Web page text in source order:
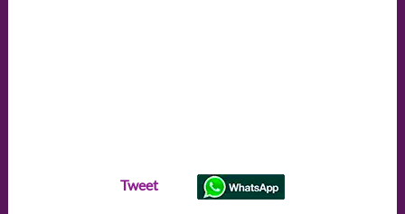
Tweet